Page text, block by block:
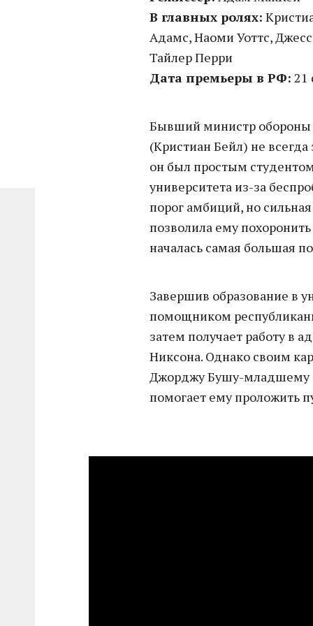
В главных ролях:
Адамс, Наоми Уоттс,
Тайлер Перри
Дата премьеры в РФ: 21
Бывший министр
(Кристиан Бейл) не
он был простым
университета из-за
порог амбиций, но
позволила ему
началась самая большая
Завершив образование в
помощником
затем получает работу в
Никсона. Однако своим
Джорджу Бушу-младшему
помогает ему проложить